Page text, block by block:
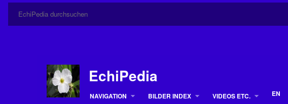
EchiPedia
NAVIGATION
BILDER INDEX VIDEOS ETC. EN